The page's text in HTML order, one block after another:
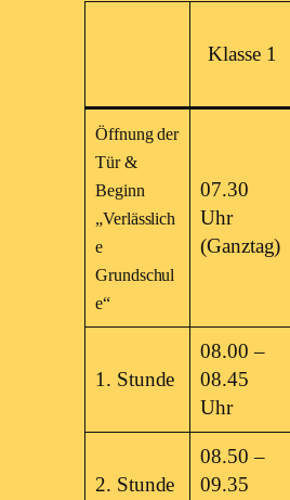
Klasse 1
Öffnung der
Tür &
Beginn
„Verlässlich
e
Grundschul
e“
07.30
Uhr
(Ganztag)
1. Stunde
08.00 –
08.45
Uhr
2. Stunde
08.50 –
09.35